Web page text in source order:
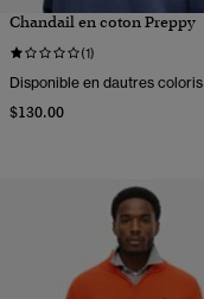
Chandail en coton Preppy
(1)
Disponible en dautres coloris
$130.00